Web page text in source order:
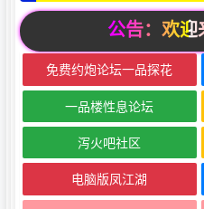
公告：欢
免费约炮论坛一品探花
一品楼性息论坛
泻火吧社区
电脑版凤江湖